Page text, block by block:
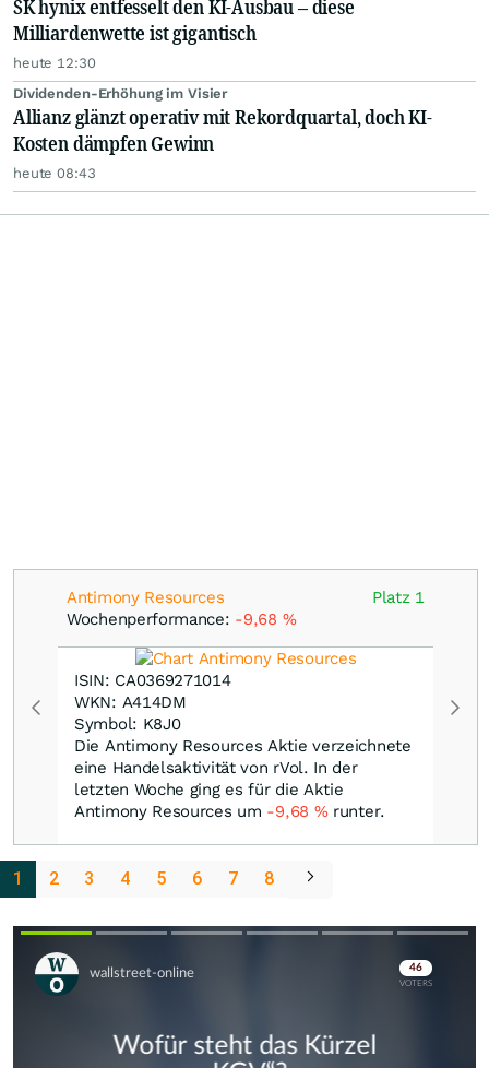
SK hynix entfesselt den KI-Ausbau – diese
Milliardenwette ist gigantisch
heute 12:30
Dividenden-Erhöhung im Visier
Allianz glänzt operativ mit Rekordquartal, doch KI-
Kosten dämpfen Gewinn
heute 08:43
Antimony Resources
Wochenperformance: -9,68 %
Platz 1
ISIN: CA0369271014
WKN: A414DM
Symbol: K8J0
Die Antimony Resources Aktie verzeichnete
eine Handelsaktivität von rVol. In der
letzten Woche ging es für die Aktie
Antimony Resources um -9,68 %runter.
1 2 3 4 5 6 7 8
Skip